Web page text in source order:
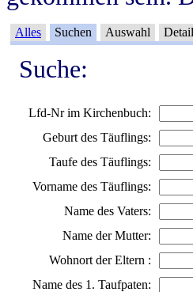
Alles Suchen Auswahl Detail
Suche:
Lfd-Nr im Kirchenbuch:
Geburt des Täuflings:
Taufe des Täuflings:
Vorname des Täuflings:
Name des Vaters:
Name der Mutter:
Wohnort der Eltern :
Name des 1. Taufpaten: